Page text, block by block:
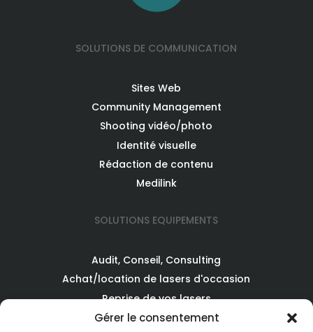
Gérer le consentement
SOLUTIONS DE COMMUNICATION
Sites Web
Community Management
Shooting vidéo/photo
Identité visuelle
Rédaction de contenu
Medilink
SOLUTIONS EQUIPEMENTS
Audit, Conseil, Consulting
Achat/location de lasers d'occasion
Reprise de vos lasers